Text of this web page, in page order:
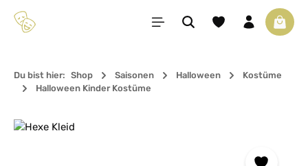
Zum Hauptinhalt springen Du hast 0 Produkte
Du bist hier: Shop Saisonen Halloween
Kostüme
Halloween Kinder Kostüme
Bildergalerie überspringen